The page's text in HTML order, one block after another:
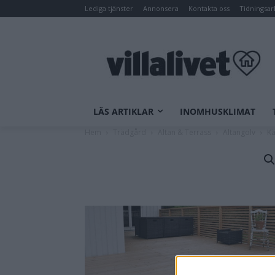
Lediga tjänster Annonsera Kontakta oss
LÄS ARTIKLAR INOMHUSKLIMAT